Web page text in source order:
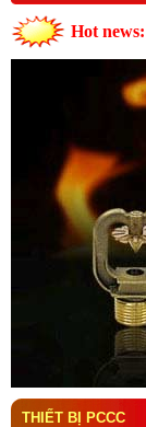
Hot news:
THIẾT BỊ PCCC